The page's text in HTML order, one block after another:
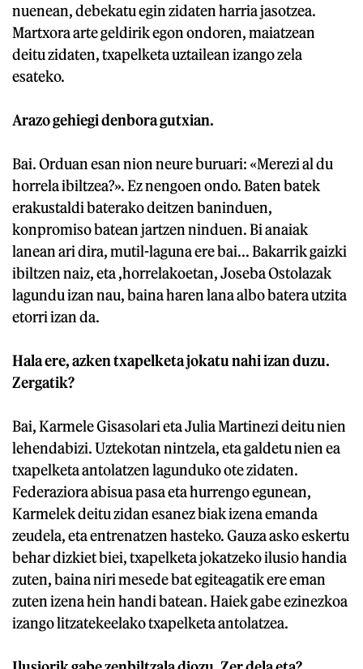
nuenean, debekatu egin zidaten harria jasotzea.
Martxora arte geldirik egon ondoren, maiatzean
deitu zidaten, txapelketa uztailean izango zela
esateko.
Arazo gehiegi denbora gutxian.
Bai. Orduan esan nion neure buruari: «Merezi al du
horrela ibiltzea?». Ez nengoen ondo. Baten batek
erakustaldi baterako deitzen baninduen,
konpromiso batean jartzen ninduen. Bi anaiak
lanean ari dira, mutil-laguna ere bai... Bakarrik gaizki
ibiltzen naiz, eta ,horrelakoetan, Joseba Ostolazak
lagundu izan nau, baina haren lana albo batera utzita
etorri izan da.
Hala ere, azken txapelketa jokatu nahi izan duzu.
Zergatik?
Bai, Karmele Gisasolari eta Julia Martinezi deitu nien
lehendabizi. Uztekotan nintzela, eta galdetu nien ea
txapelketa antolatzen lagunduko ote zidaten.
Federaziora abisua pasa eta hurrengo egunean,
Karmelek deitu zidan esanez biak izena emanda
zeudela, eta entrenatzen hasteko. Gauza asko eskertu
behar dizkiet biei, txapelketa jokatzeko ilusio handia
zuten, baina niri mesede bat egiteagatik ere eman
zuten izena hein handi batean. Haiek gabe ezinezkoa
izango litzatekeelako txapelketa antolatzea.